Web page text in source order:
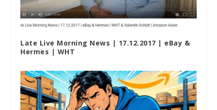
Late Live Morning News | 17.12.2017 | eBay &
Hermes | WHT